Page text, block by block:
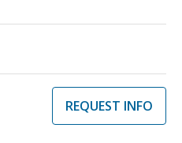
REQUEST INFO